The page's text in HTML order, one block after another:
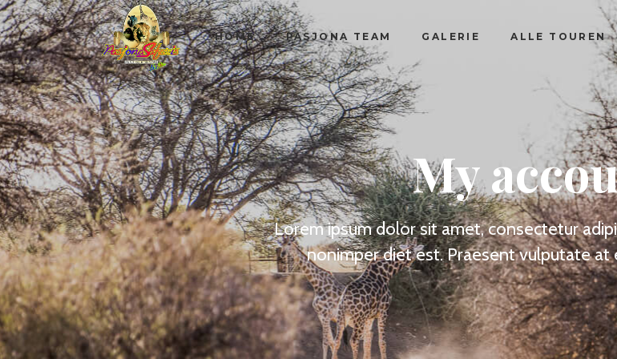
HOME PASJONA TEAM GALERIE ALLE TOUREN
My
Lorem ipsum dolor sit amet, consectetur
nonimper diet est. Praesent vulputate at